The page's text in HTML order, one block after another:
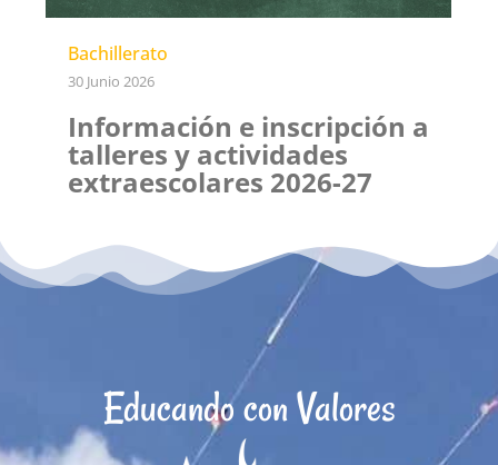
Bachillerato
30 Junio 2026
Información e inscripción a
talleres y actividades
extraescolares 2026-27
Educando con Valores